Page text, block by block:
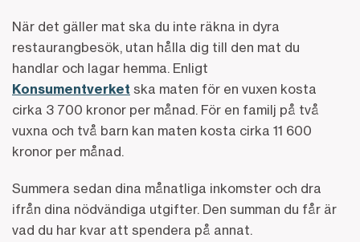
När det gäller mat ska du inte räkna in dyra
restaurangbesök, utan hålla dig till den mat du
handlar och lagar hemma. Enligt
Konsumentverket ska maten för en vuxen kosta
cirka 3 700 kronor per månad. För en familj på två
vuxna och två barn kan maten kosta cirka 11 600
kronor per månad.
Summera sedan dina månatliga inkomster och dra
ifrån dina nödvändiga utgifter. Den summan du får är
vad du har kvar att spendera på annat.